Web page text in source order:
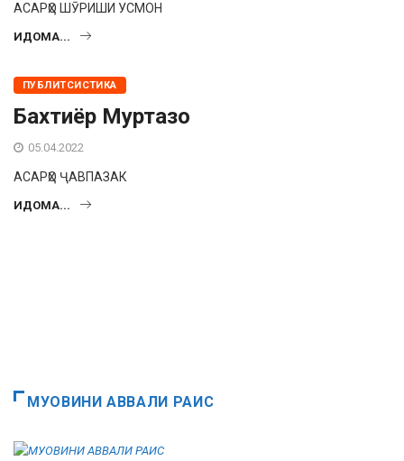
АСАРҲО ШӮРИШИ УСМОН
ИДОМА...
ПУБЛИТСИСТИКА
Бахтиёр Муртазо
05.04.2022
АСАРҲО ҶАВПАЗАК
ИДОМА...
МУОВИНИ АВВАЛИ РАИС